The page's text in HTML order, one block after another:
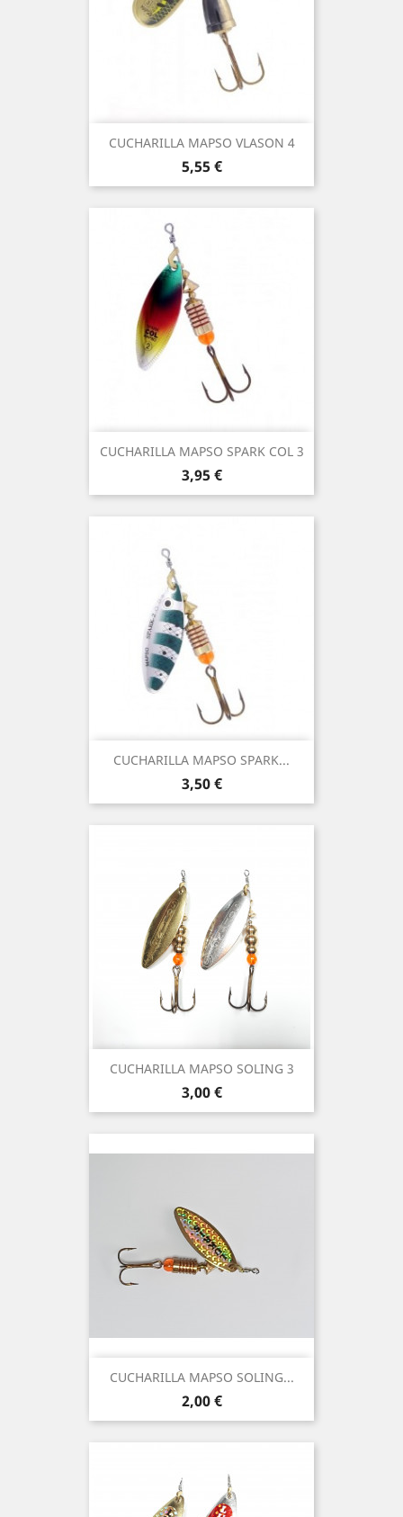
CUCHARILLA MAPSO VLASON 4
Precio
5,55 €
CUCHARILLA MAPSO SPARK COL 3
Precio
3,95 €
CUCHARILLA MAPSO SPARK...
Precio
3,50 €
CUCHARILLA MAPSO SOLING 3
Precio
3,00 €
CUCHARILLA MAPSO SOLING...
Precio
2,00 €